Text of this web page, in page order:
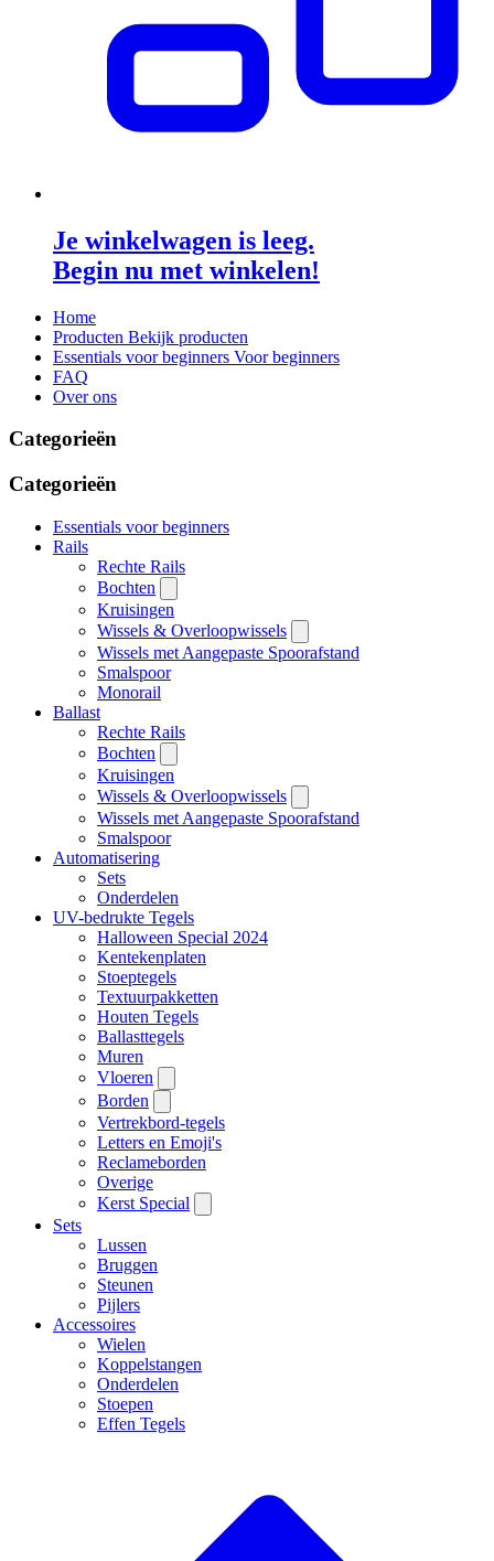
Je winkelwagen is leeg.
Begin nu met winkelen!
Home
Producten Bekijk producten
Essentials voor beginners Voor beginners
FAQ
Over ons
Categorieën
Categorieën
Essentials voor beginners
Rails
Rechte Rails
Bochten
Kruisingen
Wissels & Overloopwissels
Wissels met Aangepaste Spoorafstand
Smalspoor
Monorail
Ballast
Rechte Rails
Bochten
Kruisingen
Wissels & Overloopwissels
Wissels met Aangepaste Spoorafstand
Smalspoor
Automatisering
Sets
Onderdelen
UV-bedrukte Tegels
Halloween Special 2024
Kentekenplaten
Stoeptegels
Textuurpakketten
Houten Tegels
Ballasttegels
Muren
Vloeren
Borden
Vertrekbord-tegels
Letters en Emoji's
Reclameborden
Overige
Kerst Special
Sets
Lussen
Bruggen
Steunen
Pijlers
Accessoires
Wielen
Koppelstangen
Onderdelen
Stoepen
Effen Tegels